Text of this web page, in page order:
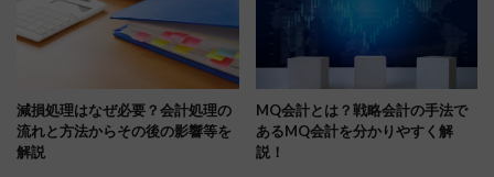
減損処理はなぜ必要？会計処理の
流れと方法からその後の影響等を
解説
MQ会計とは？戦略会計の手法で
あるMQ会計を分かりやすく解
説！